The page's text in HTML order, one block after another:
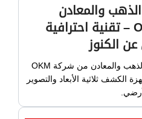
والمعادن
الألمانية من OKM – تقنية احترافية
عن الكنوز
اكتشف أقوى أجهزة كشف الذهب والمعادن من شركة OKM
الكشف ثلاثية الأبعاد والتصوير